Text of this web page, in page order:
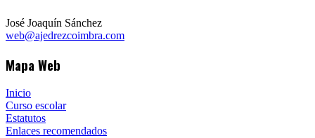
José Joaquín Sánchez
web@ajedrezcoimbra.com
Mapa Web
Inicio
Curso escolar
Estatutos
Enlaces recomendados